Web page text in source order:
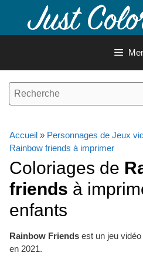
contenu
Accueil » Personnages de Jeux
Rainbow friends à imprimer
Coloriages de
friends à
enfants
Rainbow Friends est un jeu
en 2021.